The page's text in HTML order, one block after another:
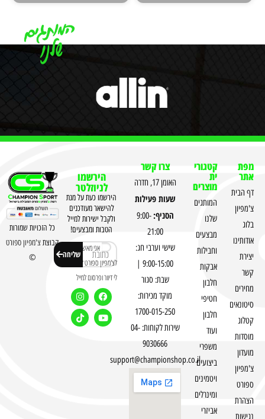
מפת
אתר
דף הבית
צ'מפיון
בלוג
אודותינו
יצירת
קשר
מחירים
סיטונאים
קטלוג
מוסדות
מועדון
צ'מפיון
ספורט
הצהרת
נגישות
קטגורי
ית
מוצרים
המותגים
שלנו
מבצעים
וחבילות
אבקות
חלבון
חטיפי
חלבון
ועוד
משפרי
ביצועים
ויטמינים
ומינרלים
אביזרי
צרו קשר
האומן 17, חדרה
שעות פעילות
הסניף:9:00-
21:00
שישי וערבי חג:
9:00-15:00 |
שבת: סגור
מוקד מכירות:
1700-015-250
שירות לקוחות: 04-
9030666
support@championshop.co.il
הירשמו
לניוזלטר
הירשמו כעת על מנת
להישאר מעודכנים
ולקבל ישירות למייל
הטבות ומבצעים!
אני מאשר
לצ'מפיון ספורט לשלוח
לי דיוור ופרסום למייל
שליחה
כל הזכויות שמורות
קבוצתצ'מפיון ספורט
©